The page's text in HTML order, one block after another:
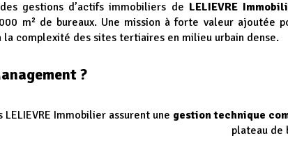
gestions d’actifs immobiliers de LELIEVRE
m² de bureaux. Une mission à forte valeur ajoutée
complexité des sites tertiaires en milieu urbain dense.
?
E Immobilier assurent une gestion technique
plateau de